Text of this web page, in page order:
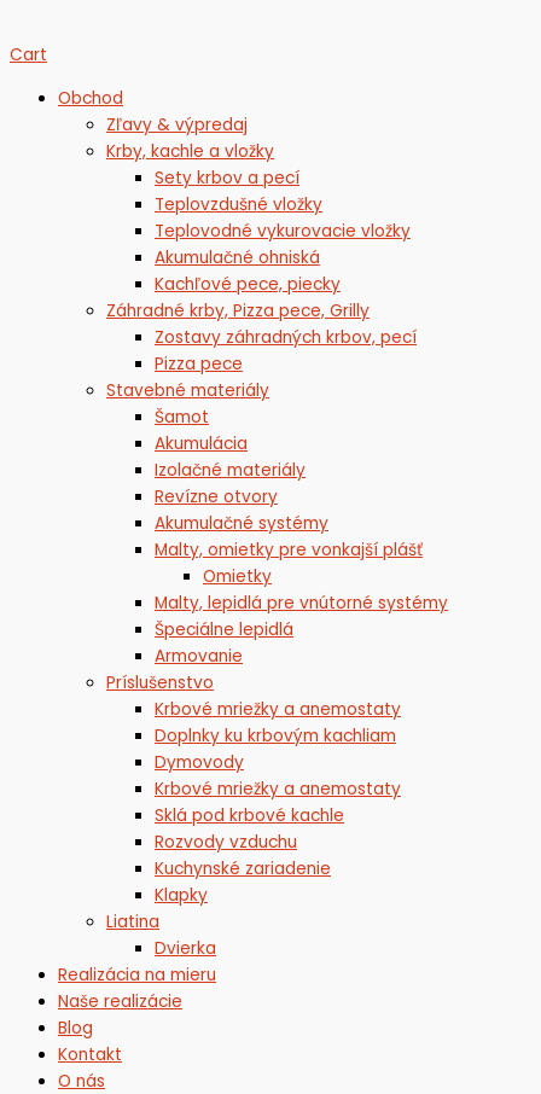
Cart
Obchod
Zľavy & výpredaj
Krby, kachle a vložky
Sety krbov a pecí
Teplovzdušné vložky
Teplovodné vykurovacie vložky
Akumulačné ohniská
Kachľové pece, piecky
Záhradné krby, Pizza pece, Grilly
Zostavy záhradných krbov, pecí
Pizza pece
Stavebné materiály
Šamot
Akumulácia
Izolačné materiály
Revízne otvory
Akumulačné systémy
Malty, omietky pre vonkajší plášť
Omietky
Malty, lepidlá pre vnútorné systémy
Špeciálne lepidlá
Armovanie
Príslušenstvo
Krbové mriežky a anemostaty
Doplnky ku krbovým kachliam
Dymovody
Krbové mriežky a anemostaty
Sklá pod krbové kachle
Rozvody vzduchu
Kuchynské zariadenie
Klapky
Liatina
Dvierka
Realizácia na mieru
Naše realizácie
Blog
Kontakt
O nás